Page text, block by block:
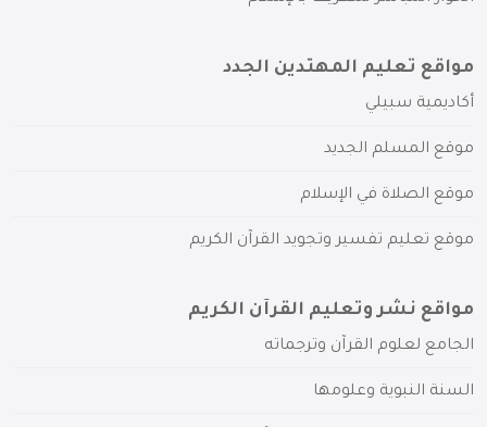
مواقع تعليم المهتدين الجدد
أكاديمية سبيلي
موقع المسلم الجديد
موقع الصلاة في الإسلام
موقع تعليم تفسير وتجويد القرآن الكريم
مواقع نشر وتعليم القرآن الكريم
الجامع لعلوم القرآن وترجماته
السنة النبوية وعلومها